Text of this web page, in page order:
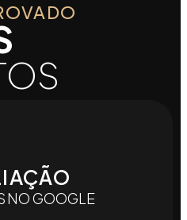
NO GOOGLE